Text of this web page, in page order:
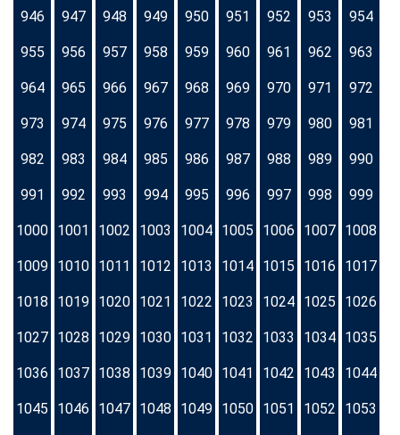
946 947 948 949 950 951 952 953 954
955 956 957 958 959 960 961 962 963
964 965 966 967 968 969 970 971 972
973 974 975 976 977 978 979 980 981
982 983 984 985 986 987 988 989 990
991 992 993 994 995 996 997 998 999
1000 1001 1002 1003 1004 1005 1006 1007 1008
1009 1010 1011 1012 1013 1014 1015 1016 1017
1018 1019 1020 1021 1022 1023 1024 1025 1026
1027 1028 1029 1030 1031 1032 1033 1034 1035
1036 1037 1038 1039 1040 1041 1042 1043 1044
1045 1046 1047 1048 1049 1050 1051 1052 1053